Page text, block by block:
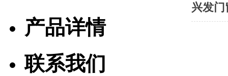
兴发
产品详情
联系我们